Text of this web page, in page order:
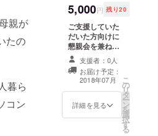
親が
たの
暮ら
コン
5,000円 残り20
ご支援していた
だいた方向けに
懇親会を兼ねて
のお食事会の招
待をします。
支援者：0人
お届け予定：
2018年07月
詳細を見る
こ
の
リ
タ
ー
ン
を
選
択
す
る